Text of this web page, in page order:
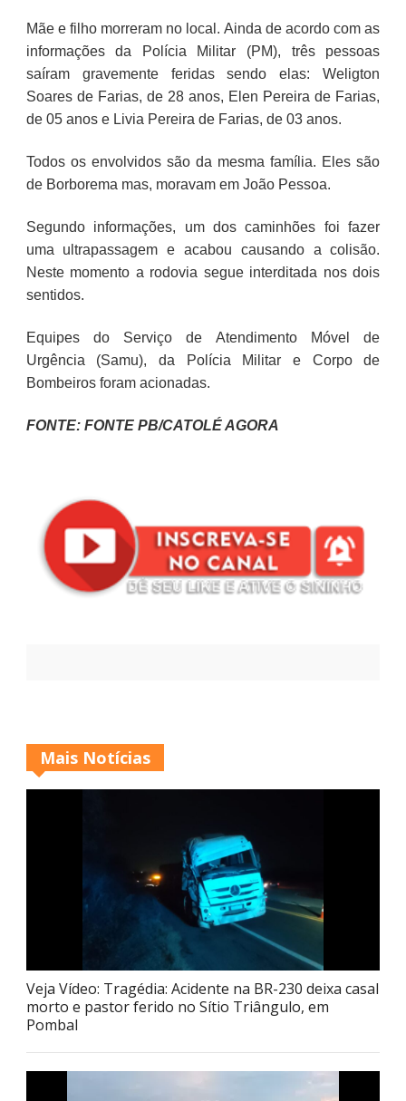
Mãe e filho morreram no local. Ainda de acordo com as
informações da Polícia Militar (PM), três pessoas
saíram gravemente feridas sendo elas: Weligton
Soares de Farias, de 28 anos, Elen Pereira de Farias,
de 05 anos e Livia Pereira de Farias, de 03 anos.
Todos os envolvidos são da mesma família. Eles são
de Borborema mas, moravam em João Pessoa.
Segundo informações, um dos caminhões foi fazer
uma ultrapassagem e acabou causando a colisão.
Neste momento a rodovia segue interditada nos dois
sentidos.
Equipes do Serviço de Atendimento Móvel de
Urgência (Samu), da Polícia Militar e Corpo de
Bombeiros foram acionadas.
FONTE: FONTE PB/CATOLÉ AGORA
Mais Notícias
Veja Vídeo: Tragédia: Acidente na BR-230 deixa casal
morto e pastor ferido no Sítio Triângulo, em
Pombal